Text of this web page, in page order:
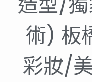
術) 板
彩妝/